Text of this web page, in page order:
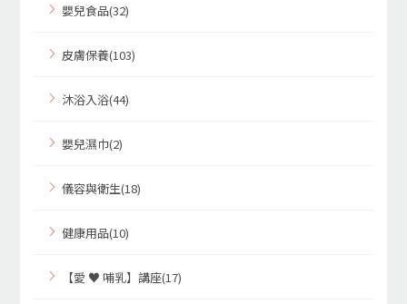
嬰兒食品(32)
皮膚保養(103)
沐浴入浴(44)
嬰兒濕巾(2)
儀容與衛生(18)
健康用品(10)
【愛 ♥ 哺乳】講座(17)